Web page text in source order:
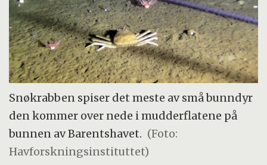
Snøkrabben spiser det meste av små bunndyr
den kommer over nede i mudderflatene på
bunnen av Barentshavet. (Foto:
Havforskningsinstituttet)